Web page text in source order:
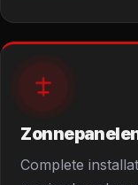
Complete